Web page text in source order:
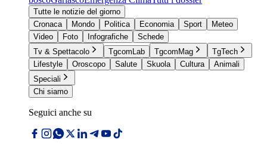
Tutte le notizie del giorno
Cronaca
Mondo Politica Economia Sport
Meteo
Video
Foto Infografiche
Schede
Tv & Spettacolo
TgcomLab TgcomMag
TgTech
Lifestyle
Oroscopo Salute Skuola Cultura
Animali
Speciali
Chi siamo
Seguici anche su